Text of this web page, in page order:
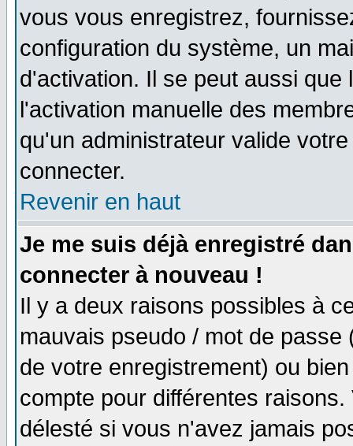
vous vous enregistrez,
configuration du système, un
d'activation. Il se peut aussi
l'activation manuelle des
qu'un administrateur valide
connecter.
Revenir en haut
Je me suis déjà enregistré
connecter à nouveau !
Il y a deux raisons possibles à
mauvais pseudo / mot de
de votre enregistrement) ou
compte pour différentes
délesté si vous n'avez jamais